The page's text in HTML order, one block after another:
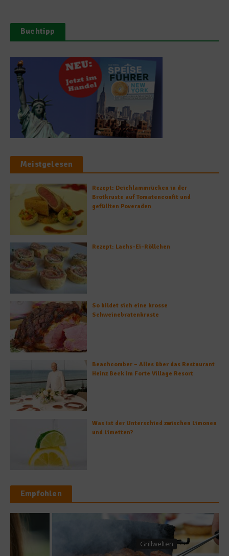
Buchtipp
Meistgelesen
Rezept: Deichlammrücken in der
Brotkruste auf Tomatenconfit und
gefüllten Poveraden
Rezept: Lachs-Ei-Röllchen
So bildet sich eine krosse
Schweinebratenkruste
Beachcomber – Alles über das Restaurant
Heinz Beck im Forte Village Resort
Was ist der Unterschied zwischen Limonen
und Limetten?
Empfohlen
Grillwelten